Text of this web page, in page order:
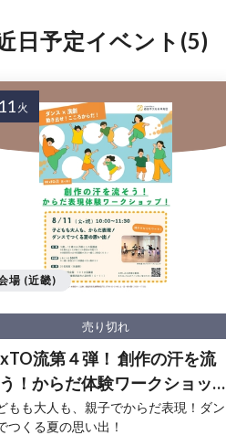
日予定イベント(5)
売り切れ
流第４弾！ 創作の汗を流
！からだ体験ワークショッ
もも大人も、親子でからだ表現！ダン
つくる夏の思い出！
場 (近畿)
11 火